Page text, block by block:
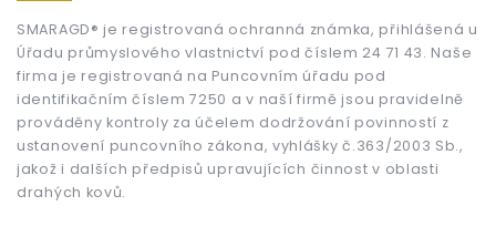
SMARAGD® je registrovaná ochranná známka, přihlášená u
Úřadu průmyslového vlastnictví pod číslem 24 71 43. Naše
firma je registrovaná na Puncovním úřadu pod
identifikačním číslem 7250 a v naší firmě jsou pravidelně
prováděny kontroly za účelem dodržování povinností z
ustanovení puncovního zákona, vyhlášky č.363/2003 Sb.,
jakož i dalších předpisů upravujících činnost v oblasti
drahých kovů.